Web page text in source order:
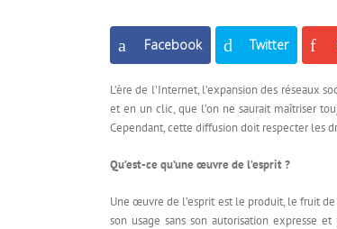
Facebook Twitter
L’ère de l’Internet, l’expansion des réseaux
et en un clic, que l’on ne saurait maîtriser
Cependant, cette diffusion doit respecter les
Qu’est-ce qu’une œuvre de l’esprit ?
Une œuvre de l’esprit est le produit, le fruit
son usage sans son autorisation expresse